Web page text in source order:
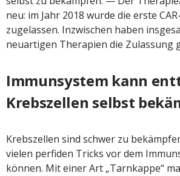
neu: im Jahr 2018 wurde die erste
zugelassen. Inzwischen haben
neuartigen Therapien die Zulassung
Immunsystem kann
Krebszellen selbst
Krebszellen sind schwer zu
vielen perfiden Tricks vor dem
können. Mit einer Art „Tarnkappe“